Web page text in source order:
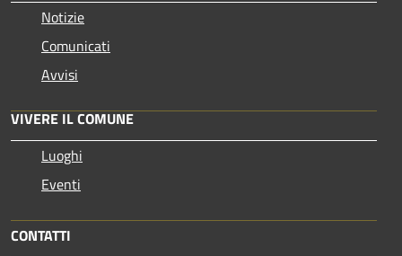
Notizie
Comunicati
Avvisi
VIVERE IL COMUNE
Luoghi
Eventi
CONTATTI